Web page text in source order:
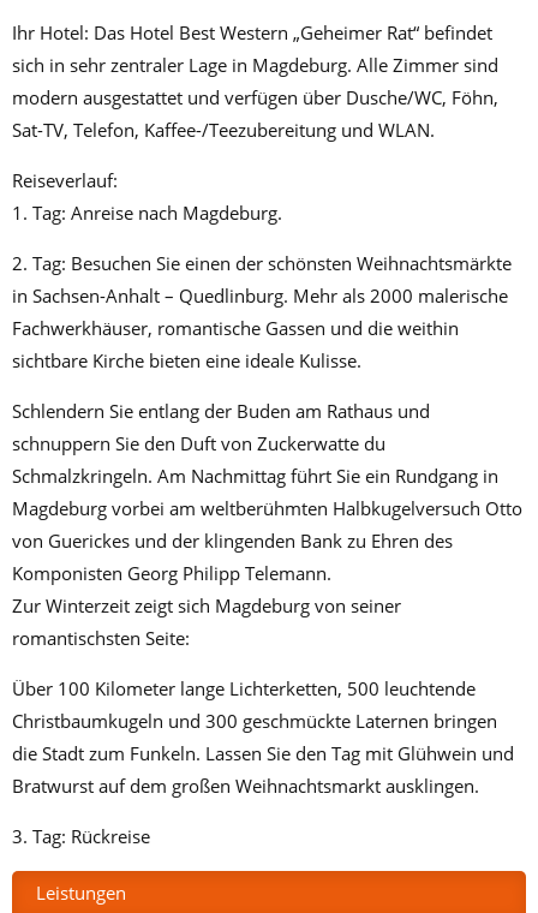
Ihr Hotel: Das Hotel Best Western „Geheimer Rat“ befindet
sich in sehr zentraler Lage in Magdeburg. Alle Zimmer sind
modern ausgestattet und verfügen über Dusche/WC, Föhn,
Sat-TV, Telefon, Kaffee-/Teezubereitung und WLAN.
Reiseverlauf:
1. Tag: Anreise nach Magdeburg.
2. Tag: Besuchen Sie einen der schönsten Weihnachtsmärkte
in Sachsen-Anhalt – Quedlinburg. Mehr als 2000 malerische
Fachwerkhäuser, romantische Gassen und die weithin
sichtbare Kirche bieten eine ideale Kulisse.
Schlendern Sie entlang der Buden am Rathaus und
schnuppern Sie den Duft von Zuckerwatte du
Schmalzkringeln. Am Nachmittag führt Sie ein Rundgang in
Magdeburg vorbei am weltberühmten Halbkugelversuch Otto
von Guerickes und der klingenden Bank zu Ehren des
Komponisten Georg Philipp Telemann.
Zur Winterzeit zeigt sich Magdeburg von seiner
romantischsten Seite:
Über 100 Kilometer lange Lichterketten, 500 leuchtende
Christbaumkugeln und 300 geschmückte Laternen bringen
die Stadt zum Funkeln. Lassen Sie den Tag mit Glühwein und
Bratwurst auf dem großen Weihnachtsmarkt ausklingen.
3. Tag: Rückreise
Leistungen